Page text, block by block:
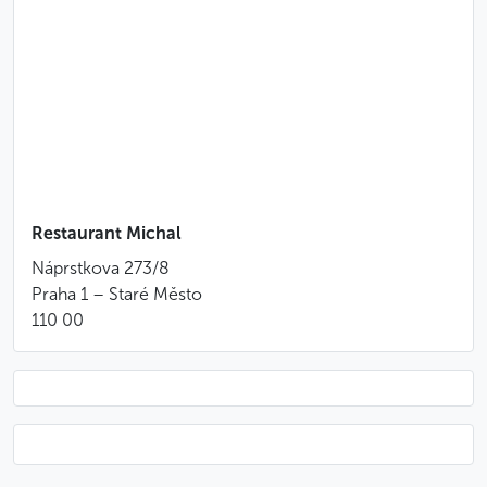
Col roja, bolas de masa de Carlsbad, bolas de
masa de patata y tortitas de patata
Postre casero
Café o té
MENÚ DE PESCADO
Aperitivo
Croqueta de pescado
Restaurant Michal
Náprstkova 273/8
Praha 1 – Staré Město
110 00